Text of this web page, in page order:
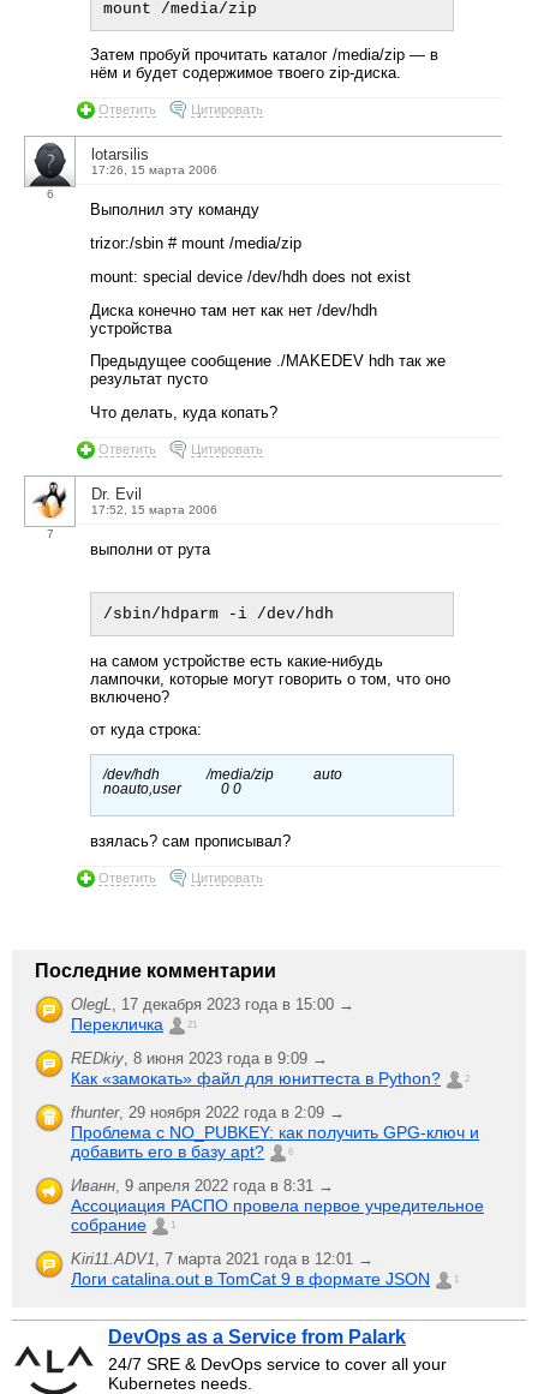
Затем пробуй прочитать каталог /media/zip — в
нём и будет содержимое твоего zip-диска.
Ответить Цитировать
6
lotarsilis
17:26, 15 марта 2006
Выполнил эту команду
trizor:/sbin # mount /media/zip
mount: special device /dev/hdh does not exist
Диска конечно там нет как нет /dev/hdh
устройства
Предыдущее сообщение ./MAKEDEV hdh так же
результат пусто
Что делать, куда копать?
Ответить Цитировать
7
Dr. Evil
17:52, 15 марта 2006
выполни от рута
на самом устройстве есть какие-нибудь
лампочки, которые могут говорить о том, что оно
включено?
от куда строка:
/dev/hdh /media/zip auto
noauto,user 0 0
взялась? сам прописывал?
Ответить Цитировать
Последние комментарии
OlegL 17 декабря 2023 года в 15:00 →
Перекличка 21
REDkiy 8 июня 2023 года в 9:09 →
Как «замокать» файл для юниттеста в Python? 2
fhunter, 29 ноября 2022 года в 2:09 →
Проблема с NO_PUBKEY: как получить GPG-ключ и
добавить его в базу apt?
6
Иванн 9 апреля 2022 года в 8:31 →
Ассоциация РАСПО провела первое учредительное
собрание
1
Kiri11.ADV1 7 марта 2021 года в 12:01 →
Логи catalina.out в TomCat 9 в формате JSON 1
DevOps as a Service from Palark
24/7 SRE & DevOps service to cover all your
Kubernetes needs.